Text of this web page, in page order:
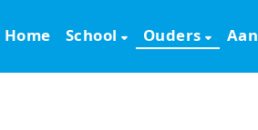
Home School Ouders